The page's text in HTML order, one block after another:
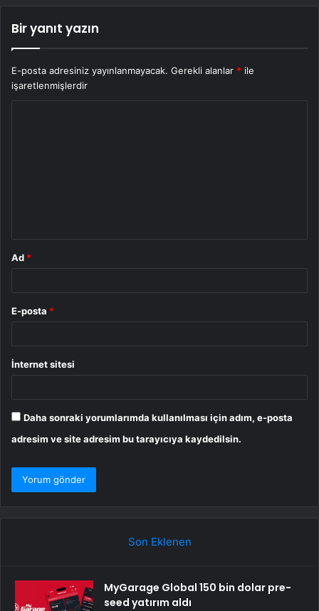
Bir yanıt yazın
E-posta adresiniz yayınlanmayacak. Gerekli alanlar * ile
işaretlenmişlerdir
Ad *
E-posta *
İnternet sitesi
Daha sonraki yorumlarımda kullanılması için adım, e-posta
adresim ve site adresim bu tarayıcıya kaydedilsin.
Son Eklenen
MyGarage Global 150 bin dolar pre-
seed yatırım aldı